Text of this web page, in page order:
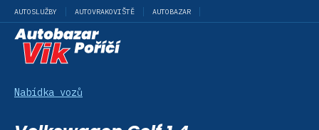
AUTOSLUŽBY AUTOVRAKOVIŠTĚ AUTOBAZAR
Nabídka vozů